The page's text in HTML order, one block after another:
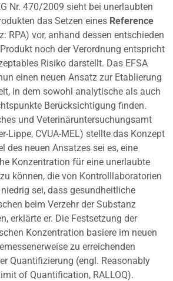
Nr. 470/2009 sieht bei unerlaubten
das Setzen eines Reference
RPA) vor, anhand dessen entschieden
noch der Verordnung entspricht
Risiko darstellt. Das EFSA
einen neuen Ansatz zur Etablierung
in dem sowohl analytische als auch
Berücksichtigung finden.
und Veterinäruntersuchungsamt
Lippe, CVUA-MEL) stellte das Konzept
des neuen Ansatzes sei es, eine
Konzentration für eine unerlaubte
können, die von Kontrolllaboratorien
sei, dass gesundheitliche
beim Verzehr der Substanz
erklärte er. Die Festsetzung der
Konzentration basiere im neuen
zu erreichenden
Quantifizierung (engl. Reasonably
of Quantification, RALLOQ).